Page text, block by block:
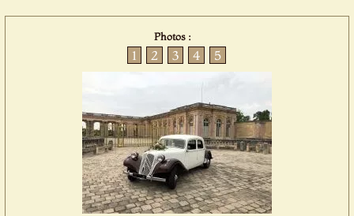
Photos :
1 2 3 4 5